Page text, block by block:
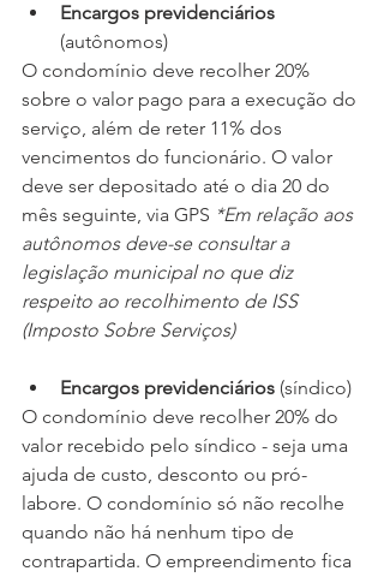
Encargos previdenciários
(autônomos)
O condomínio deve recolher 20%
sobre o valor pago para a execução do
serviço, além de reter 11% dos
vencimentos do funcionário. O valor
deve ser depositado até o dia 20 do
mês seguinte, via GPS *Em relação aos
autônomos deve-se consultar a
legislação municipal no que diz
respeito ao recolhimento de ISS
(Imposto Sobre Serviços)
Encargos previdenciários (síndico)
O condomínio deve recolher 20% do
valor recebido pelo síndico - seja uma
ajuda de custo, desconto ou pró-
labore. O condomínio só não recolhe
quando não há nenhum tipo de
contrapartida. O empreendimento fica